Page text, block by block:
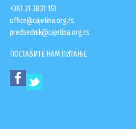
+381 31 3831 151
office@cajetina.org.rs
predsednik@cajetina.org.rs
ПОСТАВИТЕ НАМ ПИТАЊЕ